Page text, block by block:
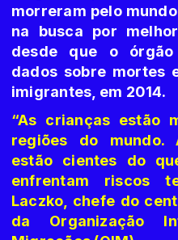
morreram pelo
na busca por
desde que o
dados sobre mortes
imigrantes, em 2014.
“As crianças estão
regiões do mundo.
estão cientes do
enfrentam riscos
Laczko, chefe do
da Organização